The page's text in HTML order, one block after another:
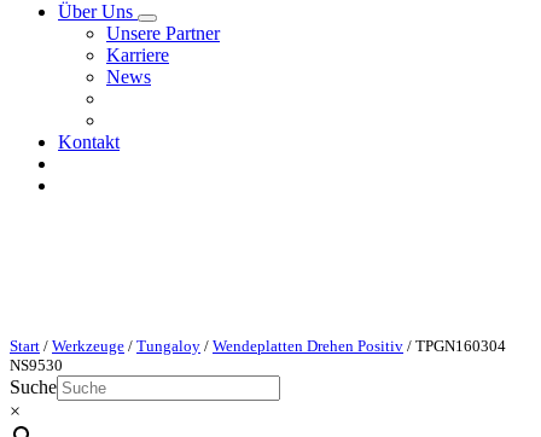
Über Uns
Unsere Partner
Karriere
News
Kontakt
Start / Werkzeuge / Tungaloy / Wendeplatten Drehen Positiv / TPGN160304
NS9530
Suche
×